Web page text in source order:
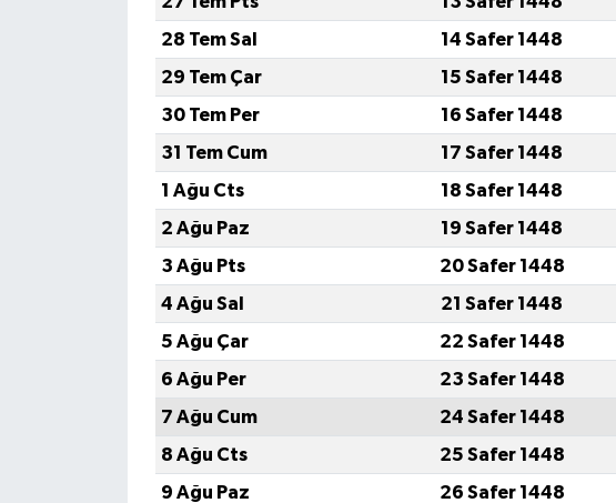
28 Tem Sal
14 Safer 1448
29 Tem Çar
15 Safer 1448
30 Tem Per
16 Safer 1448
31 Tem Cum
17 Safer 1448
1 Ağu Cts
18 Safer 1448
2 Ağu Paz
19 Safer 1448
3 Ağu Pts
20 Safer 1448
4 Ağu Sal
21 Safer 1448
5 Ağu Çar
22 Safer 1448
6 Ağu Per
23 Safer 1448
7 Ağu Cum
24 Safer 1448
8 Ağu Cts
25 Safer 1448
9 Ağu Paz
26 Safer 1448